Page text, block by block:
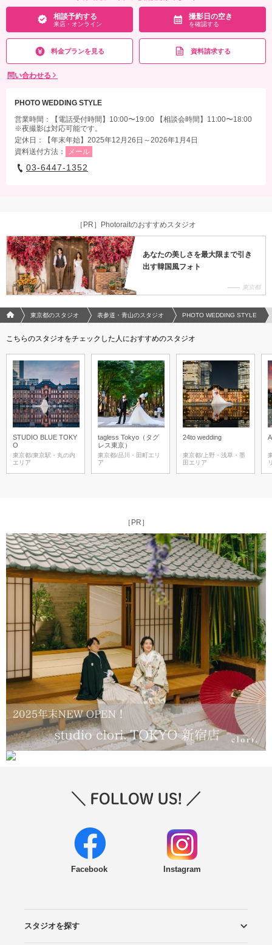
家族と撮影 ペットと撮影
その他含むもの
▽無料セット▲スタジオ撮影/ミニアルバム/リフレクション写真/専用スタジオ撮影/移
ャツ/ネクタイ/カフス/アテンドスタッフ /事前試着！
相談予約する
相談予約する
来店・オンライン
撮影日の空き
を確認する
料金プランを見る 資料請求する
問い合わせる
PHOTO WEDDING STYLE
営業時間：【電話受付時間】10:00〜19:00 【相談会時間】11:00〜18:00
※夜撮影は対応可能です。
定休日：【年末年始】2025年12月26日～2026年1月4日
資料送付方法：
メール
03-6447-1352
［PR］Photoraitのおすすめスタジオ
あなたの美しさを最大限まで引き
出す韓国風フォト
東京都
フォトウエディング/結婚写真のPhotorait ホーム
東京都のスタジオ 表参道・青山のスタジオ PHOTO WEDDING STYLE
こちらのスタジオをチェックした人におすすめのスタジオ
STUDIO BLUE TOKY
O
東京都/東京駅・丸の内
エリア
tagless Tokyo（タグ
レス東京）
東京都/品川・田町エリ
ア
24to wedding
東京都/上野・浅草・墨
田エリア
［PR］
Facebook Instagram
スタジオを探す